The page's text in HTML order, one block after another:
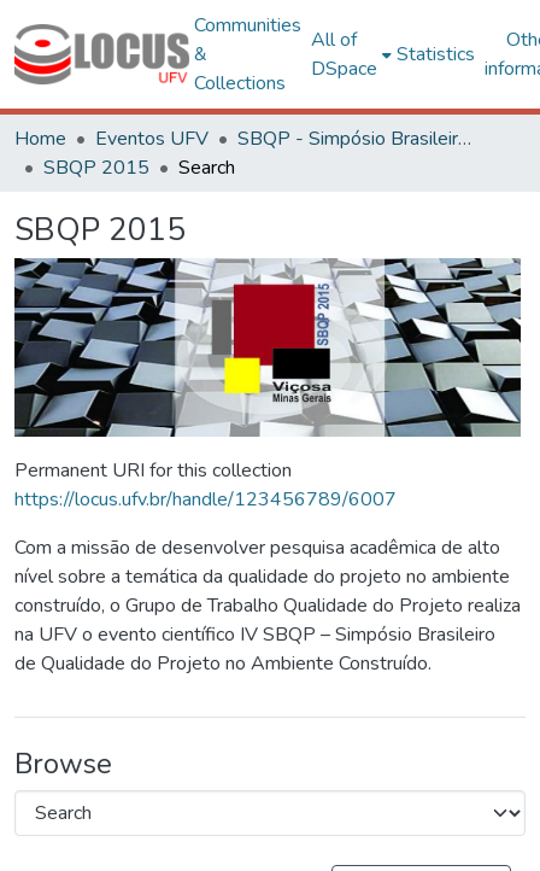
Communities
&
Collections
All of
DSpace
Statistics
Home Eventos UFV
SBQP - Simpósio Brasileiro de Qualidade do Projeto no Ambiente Construído
SBQP 2015
Search
SBQP 2015
Permanent URI for this collection
https://locus.ufv.br/handle/123456789/6007
Com a missão de desenvolver pesquisa acadêmica de alto
nível sobre a temática da qualidade do projeto no ambiente
construído, o Grupo de Trabalho Qualidade do Projeto realiza
na UFV o evento científico IV SBQP – Simpósio Brasileiro
de Qualidade do Projeto no Ambiente Construído.
Browse